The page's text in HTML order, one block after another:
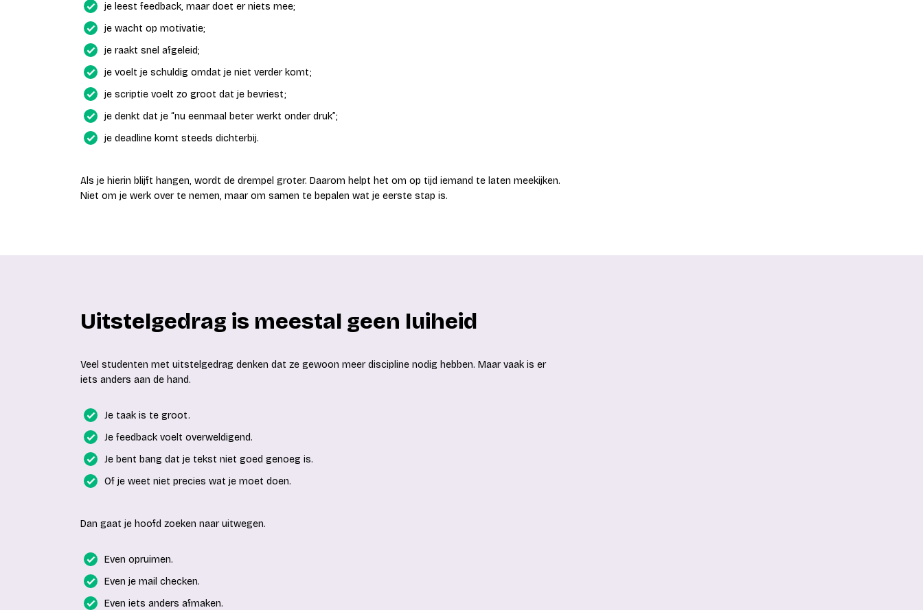
je leest feedback, maar doet er niets mee;
je wacht op motivatie;
je raakt snel afgeleid;
je voelt je schuldig omdat je niet verder komt;
je scriptie voelt zo groot dat je bevriest;
je denkt dat je “nu eenmaal beter werkt onder druk”;
je deadline komt steeds dichterbij.
Als je hierin blijft hangen, wordt de drempel groter. Daarom helpt het om op tijd iemand te laten meekijken.
Niet om je werk over te nemen, maar om samen te bepalen wat je eerste stap is.
Uitstelgedrag is meestal geen luiheid
Veel studenten met uitstelgedrag denken dat ze gewoon meer discipline nodig hebben. Maar vaak is er
iets anders aan de hand.
Je taak is te groot.
Je feedback voelt overweldigend.
Je bent bang dat je tekst niet goed genoeg is.
Of je weet niet precies wat je moet doen.
Dan gaat je hoofd zoeken naar uitwegen.
Even opruimen.
Even je mail checken.
Even iets anders afmaken.